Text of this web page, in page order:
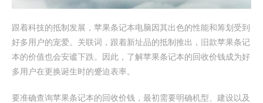
跟着科技的抵制发展，苹果条记本电脑因其出色的性能和筹划受到
好多用户的宠爱。关联词，跟着新址品的抵制推出，旧款苹果条记
本的价值也会安谧下跌。因此，了解苹果条记本的回收价钱成为好
多用户在更换诞生时的蹙迫表率。
要准确查询苹果条记本的回收价钱，最初需要明确机型、建设以及